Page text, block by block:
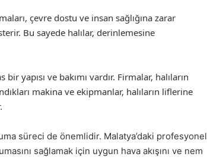
çevre dostu ve insan sağlığına zarar
Bu sayede halılar, derinlemesine
bir yapısı ve bakımı vardır. Firmalar, halıların
makina ve ekipmanlar, halıların liflerine
süreci de önemlidir. Malatya’daki profesyonel
sağlamak için uygun hava akışını ve nem